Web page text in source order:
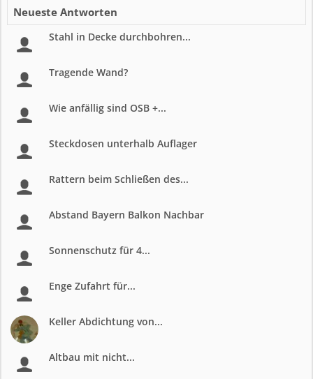
Neueste Antworten
Stahl in Decke durchbohren...
Tragende Wand?
Wie anfällig sind OSB +...
Steckdosen unterhalb Auflager
Rattern beim Schließen des...
Abstand Bayern Balkon Nachbar
Sonnenschutz für 4...
Enge Zufahrt für...
Keller Abdichtung von...
Altbau mit nicht...